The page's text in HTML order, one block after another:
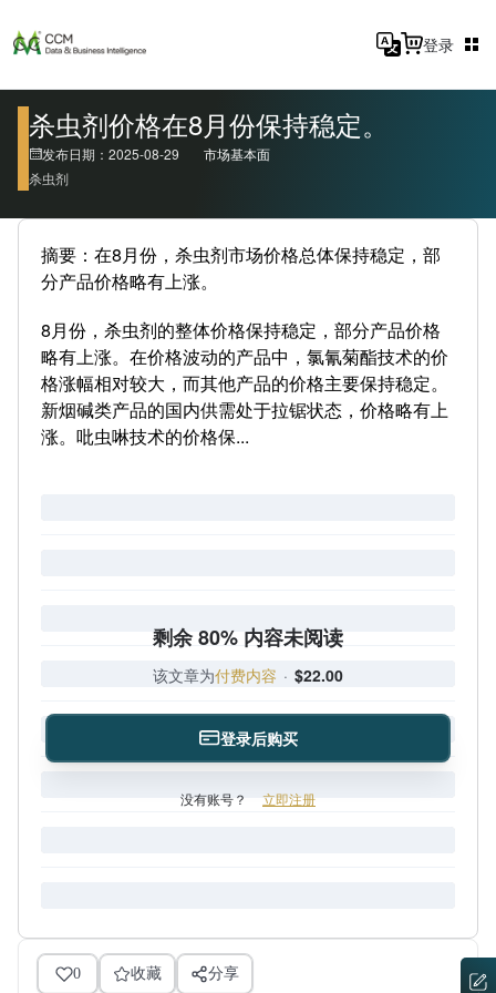
登录
杀虫剂价格在8月份保持稳定。
发布日期：2025-08-29
市场基本面
杀虫剂
摘要：在8月份，杀虫剂市场价格总体保持稳定，部
分产品价格略有上涨。
8月份，杀虫剂的整体价格保持稳定，部分产品价格
略有上涨。在价格波动的产品中，氯氰菊酯技术的价
格涨幅相对较大，而其他产品的价格主要保持稳定。
新烟碱类产品的国内供需处于拉锯状态，价格略有上
涨。吡虫啉技术的价格保...
剩余 80% 内容未阅读
该文章为付费内容 · $22.00
登录后购买
没有账号？ 立即注册
0 收藏 分享